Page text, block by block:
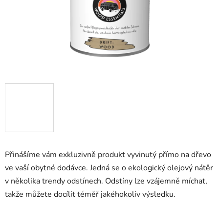
Přinášíme vám exkluzivně produkt vyvinutý přímo na dřevo
ve vaší obytné dodávce. Jedná se o ekologický olejový nátěr
v několika trendy odstínech. Odstíny lze vzájemně míchat,
takže můžete docílit téměř jakéhokoliv výsledku.